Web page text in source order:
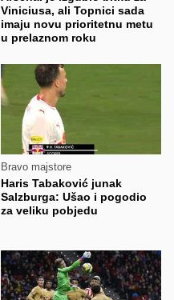
Viniciusa, ali Topnici sada
imaju novu prioritetnu metu
u prelaznom roku
Bravo majstore
Haris Tabaković junak
Salzburga: Ušao i pogodio
za veliku pobjedu